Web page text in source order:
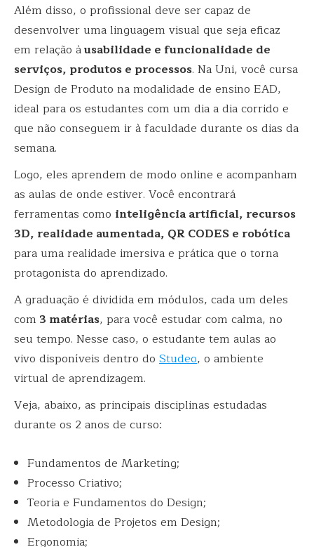
Além disso, o profissional deve ser capaz de
desenvolver uma linguagem visual que seja eficaz
em relação àusabilidade e funcionalidade de
serviços, produtos e processos. Na Uni, você cursa
Design de Produto na modalidade de ensino EAD,
ideal para os estudantes com um dia a dia corrido e
que não conseguem ir à faculdade durante os dias da
semana.
Logo, eles aprendem de modo online e acompanham
as aulas de onde estiver. Você encontrará
ferramentas como inteligência artificial, recursos
3D, realidade aumentada, QR CODES e robótica
para uma realidade imersiva e prática que o torna
protagonista do aprendizado.
A graduação é dividida em módulos, cada um deles
com 3 matérias, para você estudar com calma, no
seu tempo. Nesse caso, o estudante tem aulas ao
vivo disponíveis dentro do Studeo, o ambiente
virtual de aprendizagem.
Veja, abaixo, as principais disciplinas estudadas
durante os 2 anos de curso:
Fundamentos de Marketing;
Processo Criativo;
Teoria e Fundamentos do Design;
Metodologia de Projetos em Design;
Ergonomia;